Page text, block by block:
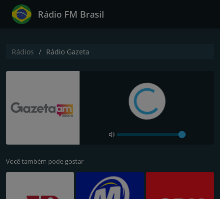
Rádio FM Brasil
Rádios Rádio Gazeta
Você também pode gostar